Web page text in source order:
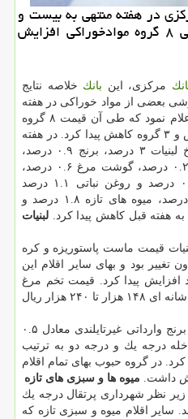
در هفته منتهی به بیست و
هفتم مهر قیمت خُرده فروشی ۸ گروه موادخوراكی افزایش
مركزی، این بانك خلاصه نتایج
بعضی از مواد خوراكی در هفته
منتهی به بیست و هفتم مهر را اعلام نمود كه طی آن قیمت ۸ گروه
نسبت به هفته پیش از آن افزایش و ۳ گروه كاهش پیدا كرد. در هفته
منتهی به بیست و هفتم مهر نرخ لبنیات ۳ درصد، برنج ۰.۹ درصد،
حبوب ۰.۵ درصد، گوشت قرمز ۰.۲ درصد، گوشت مرغ ۰.۶ درصد،
قند و شكر ۰.۱ درصد، چای ۰.۳ درصد و روغن نباتی ۱.۱ درصد
افزایش و قیمت تخم مرغ ۲.۷ درصد، میوه های تازه ۱.۸ درصد و
لبنیات
قیمت ماست پاستوریزه و كره
تغییر بود و بهای سایر اقلام این
۰.۳ درصد تا ۸.۸ درصد افزایش پیدا كرد. قیمت تخم مرغ
در این هفته در گروه برنج، بهای برنج وارداتی غیرتایلندی معادل ۰.۵
درجه یك و درجه دو به ترتیب
پیدا كرد. در گروه حبوب بهای تمام اقلام
میوه ها و سبزی های تازه
نظر شهرداری پرتقال درجه یك
اقلام میوه و سبزی تازه كه